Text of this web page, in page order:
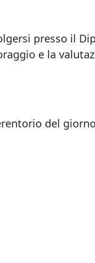
presso il
e la
del